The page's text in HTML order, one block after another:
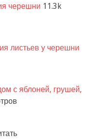
черешни 11.3k
листьев у черешни
с яблоней, грушей,